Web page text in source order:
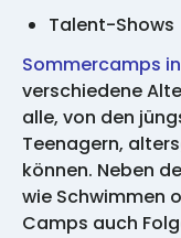
Talent-Shows
Sommercamps
verschiedene
alle, von den
Teenagern,
können. Neben
wie Schwimmen
Camps auch